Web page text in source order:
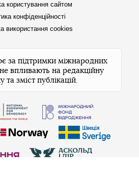
користування сайтом
конфіденційності
використання cookies
за підтримки міжнародних
впливають на редакційну
та зміст публікацій.